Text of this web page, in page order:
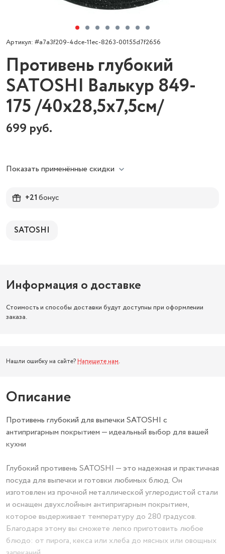
Артикул: #a7a3f209-4dce-11ec-8263-00155d7f2656
Противень глубокий
SATOSHI Валькур 849-
175 /40х28,5х7,5см/
699 руб.
Показать применённые скидки
+21бонус
SATOSHI
Информация о доставке
Стоимость и способы доставки будут доступны при оформлении
заказа.
Нашли ошибку на сайте? Напишите нам.
Описание
Противень глубокий для выпечки SATOSHI с
антипригарным покрытием — идеальный выбор для вашей
кухни
Глубокий противень SATOSHI — это надежная и практичная
посуда для выпечки и готовки любимых блюд. Он
изготовлен из прочной металлической углеродистой стали
и оснащен двухслойным антипригарным покрытием,
которое выдерживает температуру до 280 градусов.
Благодаря этому вы сможете легко приготовить любое
блюдо: от пирога, кекса или хлеба до мясных или овощных